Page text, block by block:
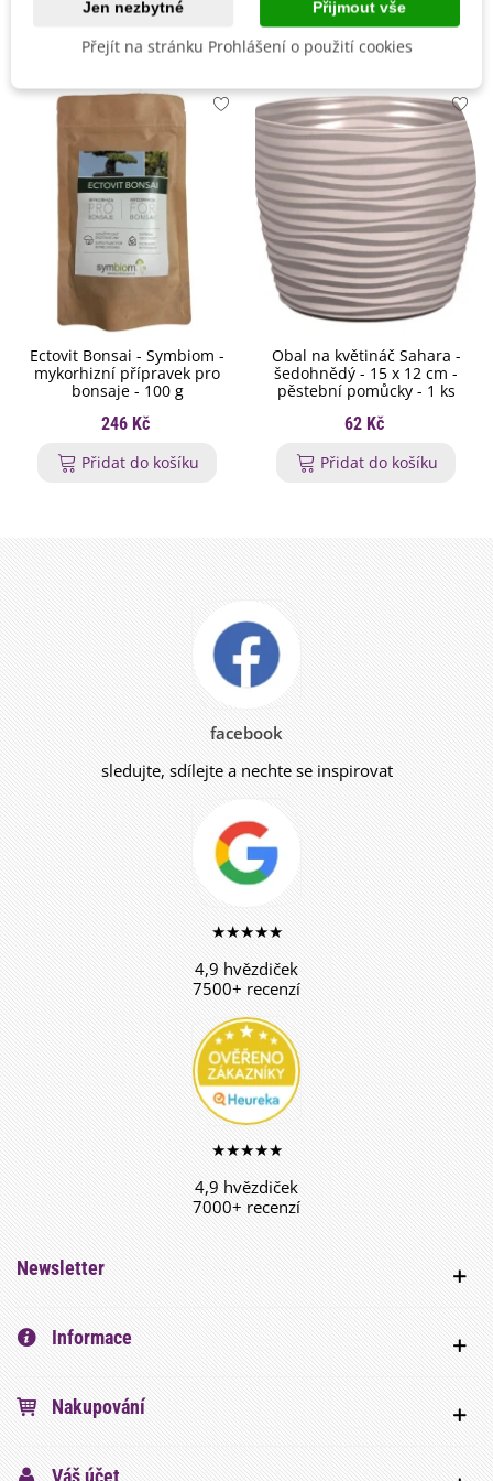
světla a minimální péči však roste velmi spolehlivě. Mladé
rostliny je nutné chránit před mrazem.
Mohlo by se také hodit
Ectovit Bonsai - Symbiom -
mykorhizní přípravek pro
bonsaje - 100 g
246 Kč
Přidat do košíku
Obal na květináč Sahara -
šedohnědý - 15 x 12 cm -
pěstební pomůcky - 1 ks
62 Kč
Přidat do košíku
facebook
sledujte, sdílejte a nechte se inspirovat
★★★★★
4,9 hvězdiček
7500+ recenzí
★★★★★
4,9 hvězdiček
7000+ recenzí
Newsletter
Informace
Nakupování
Jen nezbytné Přijmout vše
Přejít na stránku Prohlášení o použití cookies